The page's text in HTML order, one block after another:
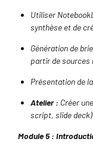
Utiliser
synthèse et de
Génération de
partir de sources
Présentation de
Atelier : Créer
script, slide
Module 5 :